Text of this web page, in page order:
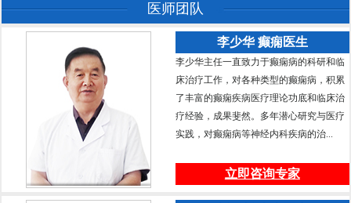
医师团队
李少华 癫痫医生
李少华主任一直致力于癫痫病的科研和临
床治疗工作，对各种类型的癫痫病，积累
了丰富的癫痫疾病医疗理论功底和临床治
疗经验，成果斐然。多年潜心研究与医疗
实践，对癫痫病等神经内科疾病的治...
立即咨询专家